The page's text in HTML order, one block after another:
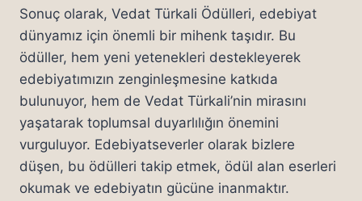
Sonuç olarak, Vedat Türkali Ödülleri, edebiyat
dünyamız için önemli bir mihenk taşıdır. Bu
ödüller, hem yeni yetenekleri destekleyerek
edebiyatımızın zenginleşmesine katkıda
bulunuyor, hem de Vedat Türkali’nin mirasını
yaşatarak toplumsal duyarlılığın önemini
vurguluyor. Edebiyatseverler olarak bizlere
düşen, bu ödülleri takip etmek, ödül alan eserleri
okumak ve edebiyatın gücüne inanmaktır.